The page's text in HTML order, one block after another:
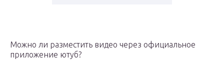
Можно ли разместить видео через официальное
приложение ютуб?